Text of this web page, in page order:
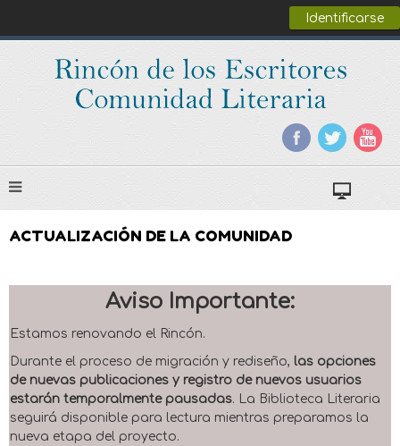
Identificarse
ACTUALIZACIÓN DE LA COMUNIDAD
Aviso Importante:
Estamos renovando el Rincón.
Durante el proceso de migración y rediseño, las opciones
de nuevas publicaciones y registro de nuevos usuarios
estarán temporalmente pausadas. La Biblioteca Literaria
seguirá disponible para lectura mientras preparamos la
nueva etapa del proyecto.